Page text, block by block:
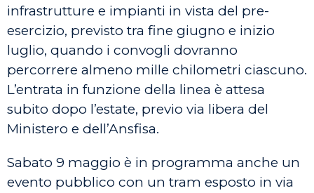
infrastrutture e impianti in vista del pre-
esercizio, previsto tra fine giugno e inizio
luglio, quando i convogli dovranno
percorrere almeno mille chilometri ciascuno.
L’entrata in funzione della linea è attesa
subito dopo l’estate, previo via libera del
Ministero e dell’Ansfisa.
Sabato 9 maggio è in programma anche un
evento pubblico con un tram esposto in via